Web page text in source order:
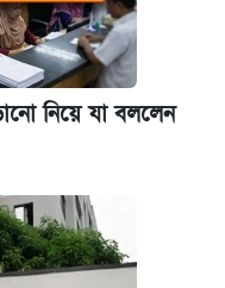
নিয়ে যা বললেন